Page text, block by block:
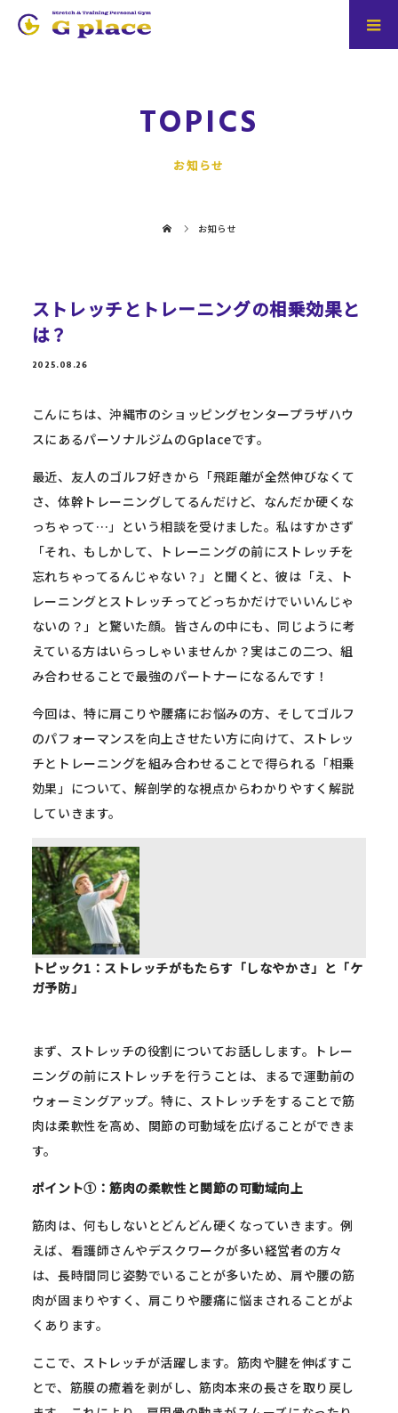
TOPICS
お知らせ
お知らせ
ストレッチとトレーニングの相乗効果と
は？
2025.08.26
こんにちは、沖縄市のショッピングセンタープラザハウ
スにあるパーソナルジムのGplaceです。
最近、友人のゴルフ好きから「飛距離が全然伸びなくて
さ、体幹トレーニングしてるんだけど、なんだか硬くな
っちゃって…」という相談を受けました。私はすかさず
「それ、もしかして、トレーニングの前にストレッチを
忘れちゃってるんじゃない？」と聞くと、彼は「え、ト
レーニングとストレッチってどっちかだけでいいんじゃ
ないの？」と驚いた顔。皆さんの中にも、同じように考
えている方はいらっしゃいませんか？実はこの二つ、組
み合わせることで最強のパートナーになるんです！
今回は、特に肩こりや腰痛にお悩みの方、そしてゴルフ
のパフォーマンスを向上させたい方に向けて、ストレッ
チとトレーニングを組み合わせることで得られる「相乗
効果」について、解剖学的な視点からわかりやすく解説
していきます。
トピック1：ストレッチがもたらす「しなやかさ」と「ケ
ガ予防」
まず、ストレッチの役割についてお話しします。トレー
ニングの前にストレッチを行うことは、まるで運動前の
ウォーミングアップ。特に、ストレッチをすることで筋
肉は柔軟性を高め、関節の可動域を広げることができま
す。
ポイント①：筋肉の柔軟性と関節の可動域向上
筋肉は、何もしないとどんどん硬くなっていきます。例
えば、看護師さんやデスクワークが多い経営者の方々
は、長時間同じ姿勢でいることが多いため、肩や腰の筋
肉が固まりやすく、肩こりや腰痛に悩まされることがよ
くあります。
ここで、ストレッチが活躍します。筋肉や腱を伸ばすこ
とで、筋膜の癒着を剥がし、筋肉本来の長さを取り戻し